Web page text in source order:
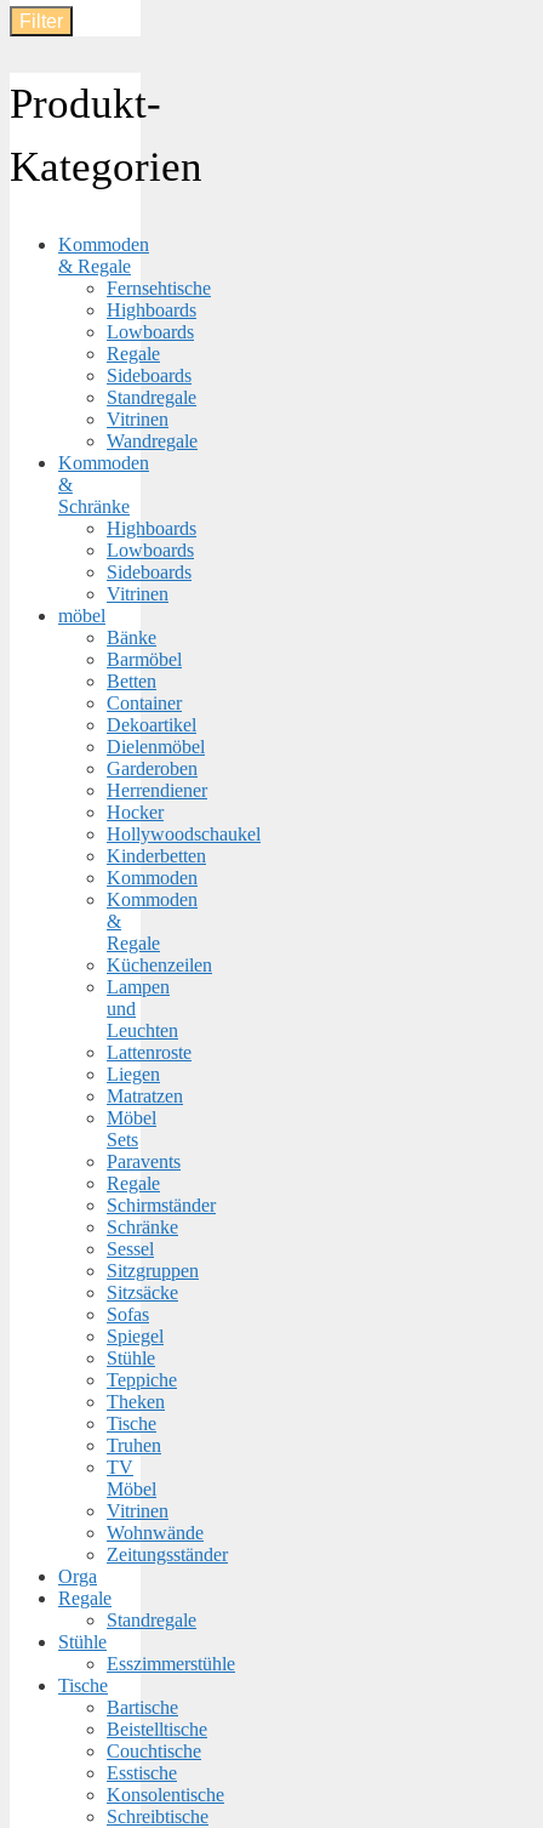
Preis
Filter
Produkt-
Kategorien
Kommoden
& Regale
Fernsehtische
Highboards
Lowboards
Regale
Sideboards
Standregale
Vitrinen
Wandregale
Kommoden
&
Schränke
Highboards
Lowboards
Sideboards
Vitrinen
möbel
Bänke
Barmöbel
Betten
Container
Dekoartikel
Dielenmöbel
Garderoben
Herrendiener
Hocker
Hollywoodschaukel
Kinderbetten
Kommoden
Kommoden
&
Regale
Küchenzeilen
Lampen
und
Leuchten
Lattenroste
Liegen
Matratzen
Möbel
Sets
Paravents
Regale
Schirmständer
Schränke
Sessel
Sitzgruppen
Sitzsäcke
Sofas
Spiegel
Stühle
Teppiche
Theken
Tische
Truhen
TV
Möbel
Vitrinen
Wohnwände
Zeitungsständer
Orga
Regale
Standregale
Stühle
Esszimmerstühle
Tische
Bartische
Beistelltische
Couchtische
Esstische
Konsolentische
Schreibtische